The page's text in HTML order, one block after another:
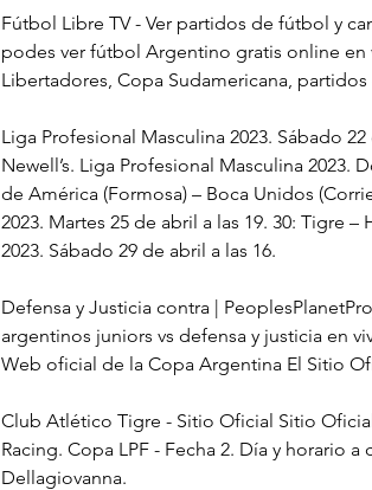
Fútbol Libre TV - Ver partidos de fútbol y
podes ver fútbol Argentino gratis online en
Libertadores, Copa Sudamericana,
Liga Profesional Masculina 2023. Sábado
Newell’s. Liga Profesional Masculina 2023.
de América (Formosa) – Boca Unidos
2023. Martes 25 de abril a las 19. 30: Tigre
2023. Sábado 29 de abril a las 16.
Defensa y Justicia contra |
argentinos juniors vs defensa y justicia en
Web oficial de la Copa Argentina El Sitio
Club Atlético Tigre - Sitio Oficial Sitio
Racing. Copa LPF - Fecha 2. Día y horario
Dellagiovanna.